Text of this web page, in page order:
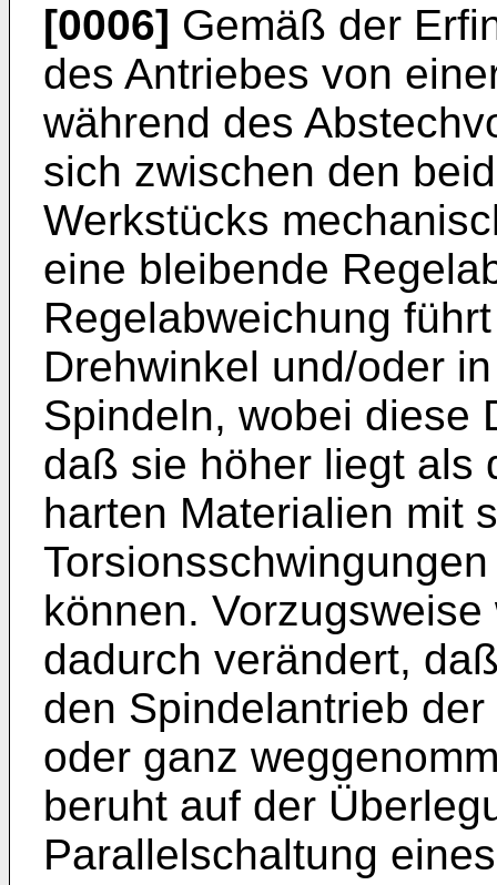
[0006] Gemäß der
des Antriebes von
während des
sich zwischen den
Werkstücks
eine bleibende
Regelabweichung
Drehwinkel und/oder
Spindeln, wobei diese
daß sie höher liegt als
harten Materialien mit
können.
dadurch verändert,
den Spindelantrieb
oder ganz
beruht auf der
Parallelschaltung